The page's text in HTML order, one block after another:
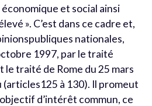
et social ainsi
». C’est dans ce cadre et,
nationales,
1997, par le traité
le traité de Rome du 25 mars
à 130). Il promeut
d’intérêt commun, ce